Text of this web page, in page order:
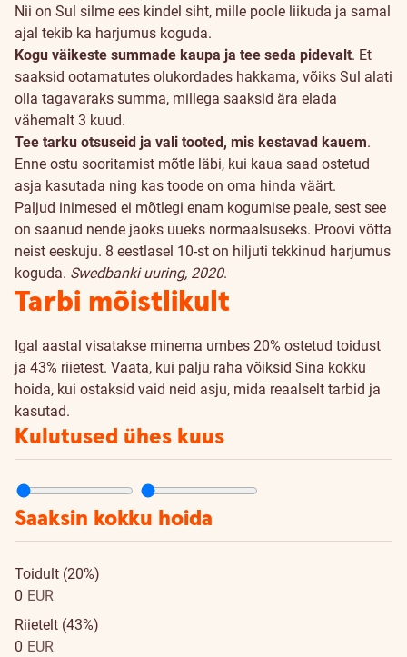
Nii on Sul silme ees kindel siht, mille poole liikuda ja samal
ajal tekib ka harjumus koguda.
Kogu väikeste summade kaupa ja tee seda pidevalt. Et
saaksid ootamatutes olukordades hakkama, võiks Sul alati
olla tagavaraks summa, millega saaksid ära elada
vähemalt 3 kuud.
Tee tarku otsuseid ja vali tooted, mis kestavad kauem.
Enne ostu sooritamist mõtle läbi, kui kaua saad ostetud
asja kasutada ning kas toode on oma hinda väärt.
Paljud inimesed ei mõtlegi enam kogumise peale, sest see
on saanud nende jaoks uueks normaalsuseks. Proovi võtta
neist eeskuju. 8 eestlasel 10-st on hiljuti tekkinud harjumus
koguda. Swedbanki uuring, 2020.
Tarbi mõistlikult
Igal aastal visatakse minema umbes 20% ostetud toidust
ja 43% riietest. Vaata, kui palju raha võiksid Sina kokku
hoida, kui ostaksid vaid neid asju, mida reaalselt tarbid ja
kasutad.
Kulutused ühes kuus
Saaksin kokku hoida
Toidult (20%)
0 EUR
Riietelt (43%)
0 EUR